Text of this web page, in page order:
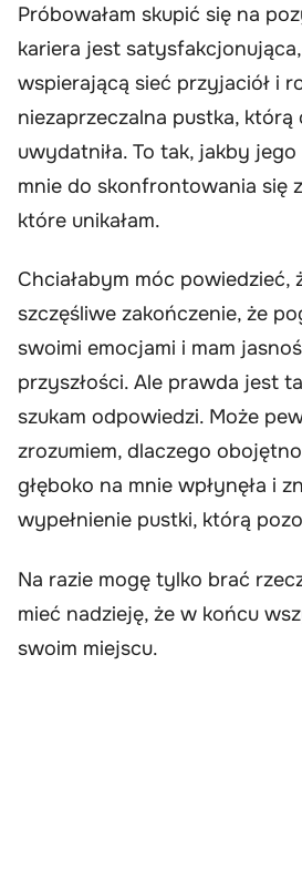
Próbowałam skupić się na
kariera jest
wspierającą sieć przyjaciół i
niezaprzeczalna pustka,
uwydatniła. To tak, jakby jego
mnie do skonfrontowania się
które unikałam.
Chciałabym móc powiedzieć,
szczęśliwe zakończenie, że
swoimi emocjami i mam
przyszłości. Ale prawda jest
szukam odpowiedzi. Może
zrozumiem, dlaczego
głęboko na mnie wpłynęła i
wypełnienie pustki, którą
Na razie mogę tylko brać
mieć nadzieję, że w końcu
swoim miejscu.